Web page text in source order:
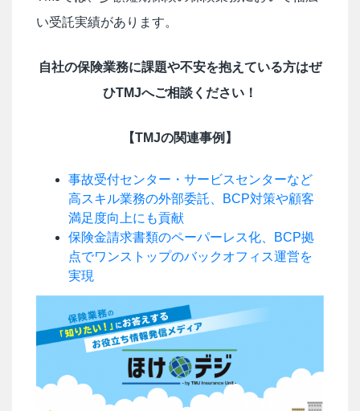
い受託実績があります。
自社の保険業務に課題や不安を抱えている方はぜ
ひTMJへご相談ください！
【TMJの関連事例】
事故受付センター・サービスセンターなど
高スキル業務の外部委託、BCP対策や顧客
満足度向上にも貢献
保険金請求書類のペーパーレス化、BCP拠
点でワンストップのバックオフィス運営を
実現